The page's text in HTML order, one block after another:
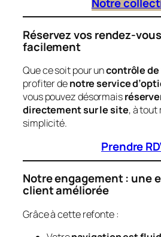
Réservez vos rendez-
facilement
Que ce soit pour uncontrôle de
profiter denotre service
vous pouvez désormais
directement sur le site, à
simplicité.
Prendre
Notre engagement : une
client améliorée
Grâce à cette refonte :